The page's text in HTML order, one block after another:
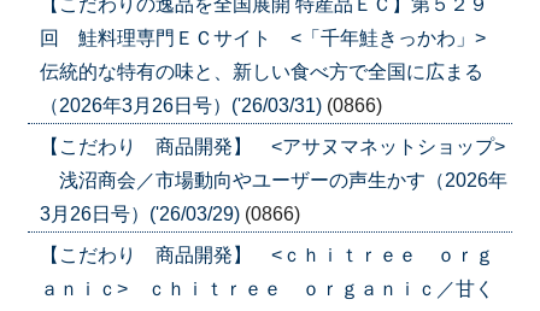
【こだわりの逸品を全国展開 特産品ＥＣ】第５２９
回 鮭料理専門ＥＣサイト <「千年鮭きっかわ」>
伝統的な特有の味と、新しい食べ方で全国に広まる
（2026年3月26日号）('26/03/31) (0866)
【こだわり 商品開発】 <アサヌマネットショップ>
浅沼商会／市場動向やユーザーの声生かす（2026年
3月26日号）('26/03/29) (0866)
【こだわり 商品開発】 <ｃｈｉｔｒｅｅ ｏｒｇ
ａｎｉｃ> ｃｈｉｔｒｅｅ ｏｒｇａｎｉｃ／甘く